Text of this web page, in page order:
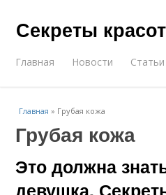
Секреты
Главная Новости Статьи
Главная » Грубая кожа
Грубая кожа
Это должна